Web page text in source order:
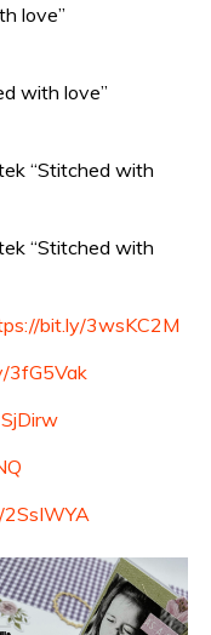
love”
with love”
“Stitched with
“Stitched with
bit.ly/3wsKC2M
3fG5Vak